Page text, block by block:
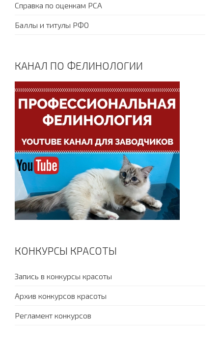
Справка по оценкам PCA
Баллы и титулы РФО
КАНАЛ ПО ФЕЛИНОЛОГИИ
КОНКУРСЫ КРАСОТЫ
Запись в конкурсы красоты
Архив конкурсов красоты
Регламент конкурсов